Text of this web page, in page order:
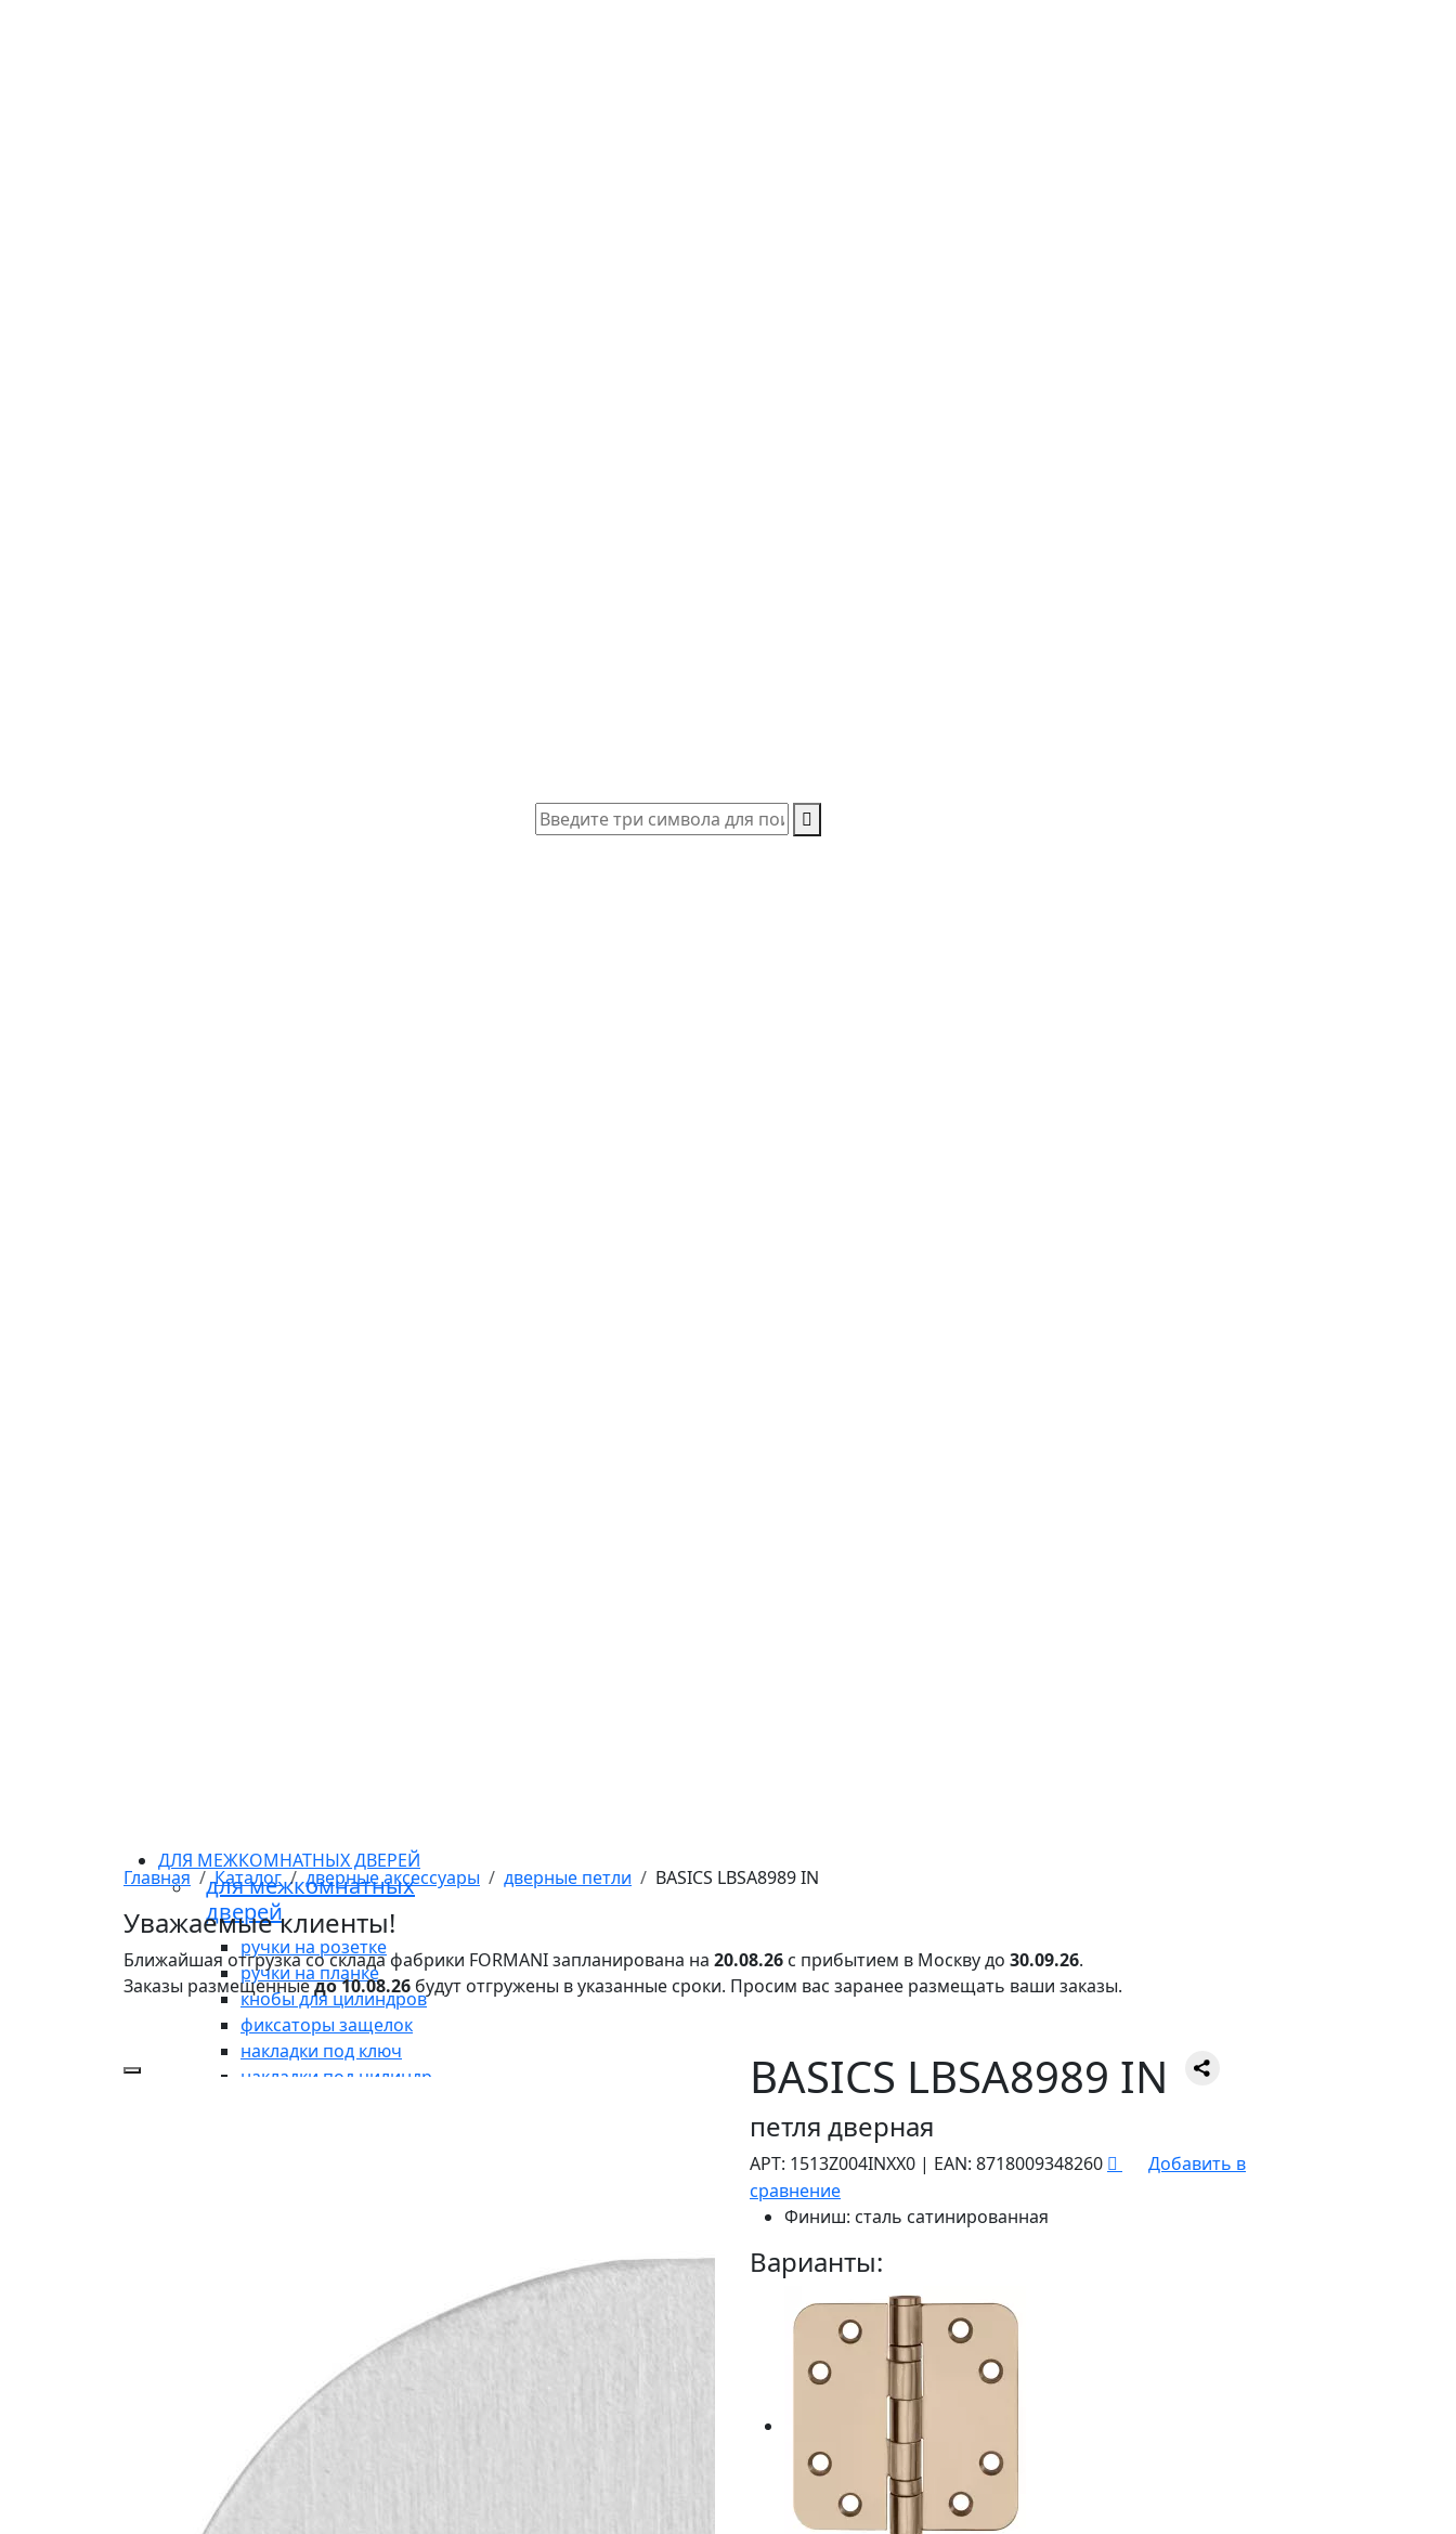
ДЛЯ МЕЖКОМНАТНЫХ ДВЕРЕЙ
для межкомнатных
дверей
ручки на розетке
ручки на планке
кнобы для цилиндров
фиксаторы защелок
накладки под ключ
накладки под цилиндр
кнопки дверного звонка
дверные молотки
почтовые пластины
почтовые ящики
указатели
символы
ОКОННАЯ ФУРНИТУРА
оконная фурнитура
Главная Каталог дверные аксессуары дверные петли BASICS LBSA8989 IN
Уважаемые клиенты!
Ближайшая отгрузка со склада фабрики FORMANI запланирована на 20.08.26 с прибытием в Москву до 30.09.26.
Заказы размещенныедо 10.08.26 будут отгружены в указанные сроки. Просим вас заранее размещать ваши заказы.
BASICS LBSA8989 IN
петля дверная
АРТ: 1513Z004INXX0 | EAN: 8718009348260
Добавить в
сравнение
Финиш: сталь сатинированная
Варианты: